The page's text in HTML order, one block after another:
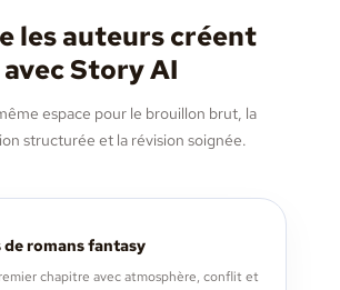
les auteurs créent
avec Story AI
espace pour le brouillon brut, la
structurée et la révision soignée.
romans fantasy
chapitre avec atmosphère, conflit et